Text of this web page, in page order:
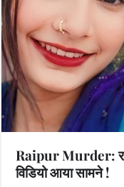
Raipur Murder:
विडियो आया सामने !